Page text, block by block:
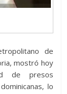
de
mostró hoy
de presos
lo